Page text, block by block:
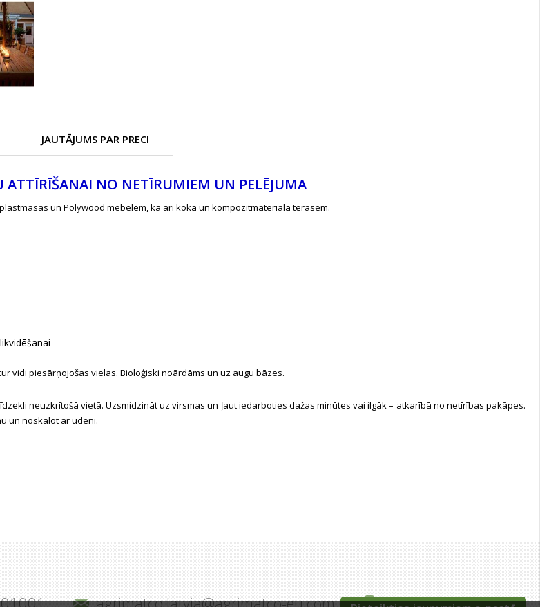
JAUTĀJUMS PAR PRECI
ATTĪRĪŠANAI NO NETĪRUMIEM UN PELĒJUMA
un Polywood mēbelēm, kā arī koka un kompozītmateriāla terasēm.
likvidēšanai
vidi piesārņojošas vielas. Bioloģiski noārdāms un uz augu bāzes.
neuzkrītošā vietā. Uzsmidzināt uz virsmas un ļaut iedarboties dažas minūtes vai ilgāk – atkarībā no netīrības pakāpes.
un noskalot ar ūdeni.
agrimatco.latvia@agrimatco-eu.com Tīraines iela 5c, Rīga